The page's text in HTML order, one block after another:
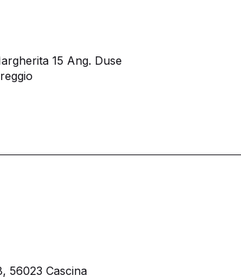
15 Ang. Duse
56023 Cascina